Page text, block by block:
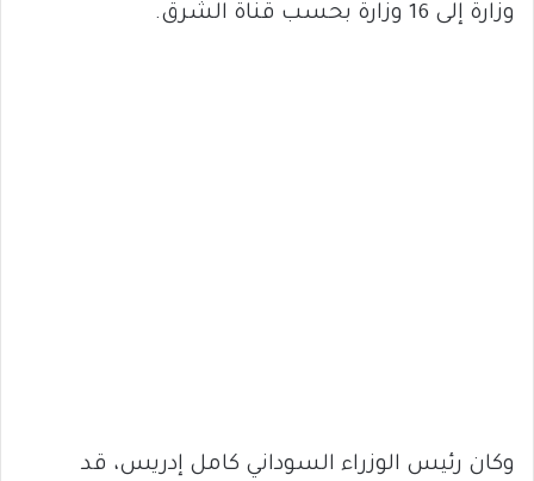
وزارة إلى 16 وزارة بحسب قناة الشرق.
وكان رئيس الوزراء السوداني كامل إدريس، قد